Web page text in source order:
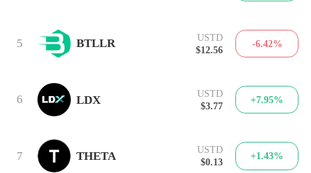
5 BTLLR
USTD
$12.56
-6.42%
6 LDX
USTD
$3.77
+7.95%
7 THETA
USTD
$0.13
+1.43%